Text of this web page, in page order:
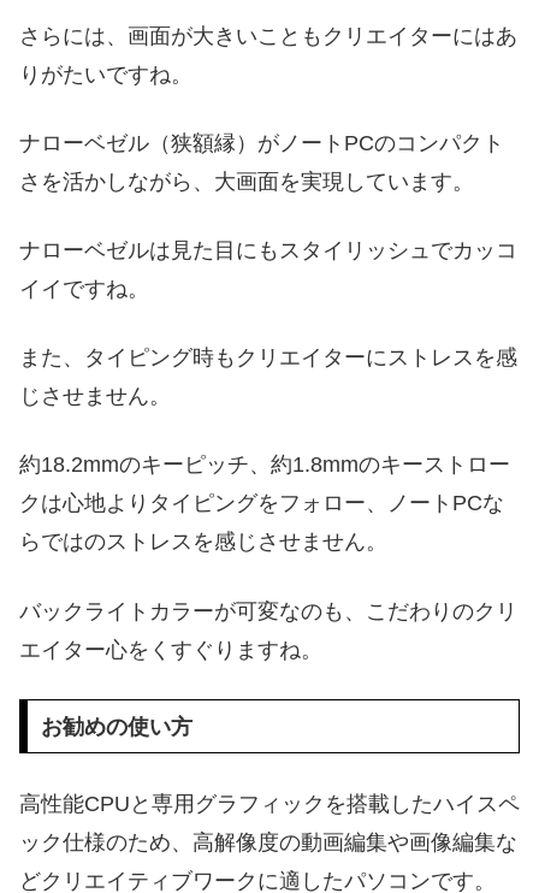
さらには、画面が大きいこともクリエイターにはあ
りがたいですね。
ナローベゼル（狭額縁）がノートPCのコンパクト
さを活かしながら、大画面を実現しています。
ナローベゼルは見た目にもスタイリッシュでカッコ
イイですね。
また、タイピング時もクリエイターにストレスを感
じさせません。
約18.2mmのキーピッチ、約1.8mmのキーストロー
クは心地よりタイピングをフォロー、ノートPCな
らではのストレスを感じさせません。
バックライトカラーが可変なのも、こだわりのクリ
エイター心をくすぐりますね。
お勧めの使い方
高性能CPUと専用グラフィックを搭載したハイスペ
ック仕様のため、高解像度の動画編集や画像編集な
どクリエイティブワークに適したパソコンです。